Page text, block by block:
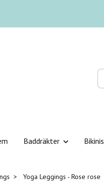
Baddräkter Bikinis
Yoga Leggings - Rose rose